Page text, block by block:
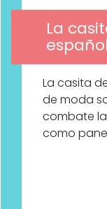
La
La casita
de moda
combate
como
Por